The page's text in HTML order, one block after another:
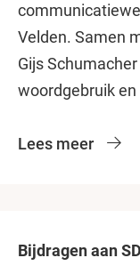
Velden. Samen
Gijs
woordgebruik
Lees meer
Bijdragen aan